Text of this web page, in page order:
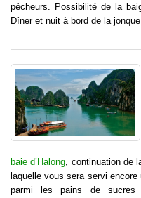
pêcheurs. Possibilité de la
Dîner et nuit à bord de la jonque.
baie d’Halong , continuation de
laquelle vous sera servi
parmi les pains de sucres